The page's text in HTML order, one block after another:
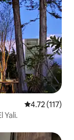
Ukadiriaji wa
4.72 (117)
Yali.